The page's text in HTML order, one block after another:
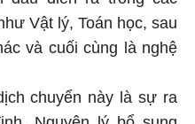
Vật lý, Toán học, sau
và cuối cùng là nghệ
chuyển này là sự ra